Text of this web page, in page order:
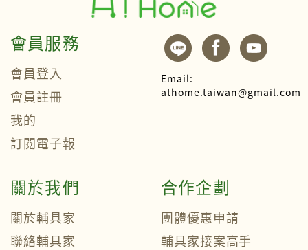
會員服務
會員登入
會員註冊
我的
訂閱電子報
Email:
athome.taiwan@gmail.com
關於我們
關於輔具家
聯絡輔具家
合作企劃
團體優惠申請
輔具家接案高手